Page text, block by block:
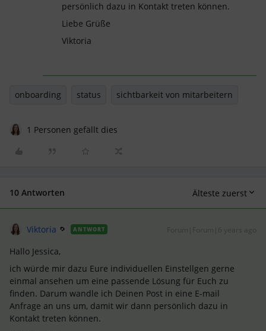
persönlich dazu in Kontakt treten können.
Liebe Grüße
Viktoria
onboarding status sichtbarkeit von mitarbeitern
1 Personen gefällt dies
10 Antworten Älteste zuerst
Viktoria ANTWORT
Hallo Jessica,
ich würde mir dazu Eure individuellen Einstellgen gerne
einmal ansehen um eine passende Lösung für Euch zu
finden. Darum wandle ich Deinen Post in eine E-mail
Anfrage an uns um, damit wir dann persönlich dazu in
Kontakt treten können.